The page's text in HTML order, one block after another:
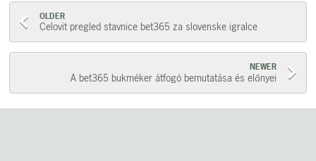
Post
navigation
OLDER
Celovit pregled stavnice bet365 za slovenske igralce
NEWER
A bet365 bukméker átfogó bemutatása és előnyei